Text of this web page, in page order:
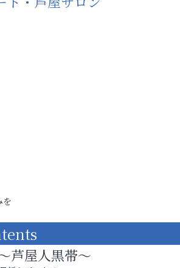
を
芦屋人黒帯～